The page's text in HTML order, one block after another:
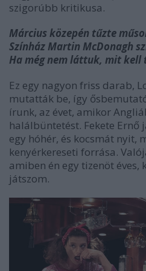
szigorúbb kritikusa.
Március közepén tűzte
Színház Martin McDonagh
Ha még nem láttuk, mit kell
Ez egy nagyon friss darab,
mutatták be, így
írunk, az évet, amikor
halálbüntetést. Fekete Ernő
egy hóhér, és kocsmát nyit,
kenyérkereseti forrása.
amiben én egy tizenöt
játszom.